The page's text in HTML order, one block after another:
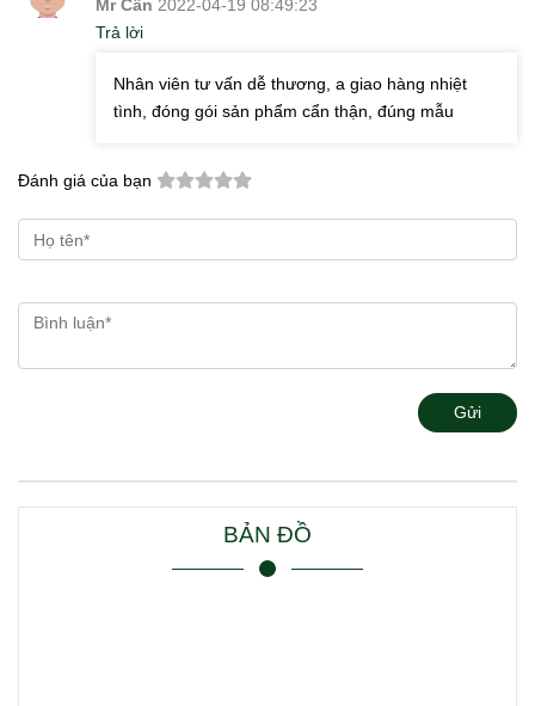
Mr Cần 2022-04-19 08:49:23
Trả lời
Nhân viên tư vấn dễ thương, a giao hàng nhiệt
tình, đóng gói sản phẩm cẩn thận, đúng mẫu
Đánh giá của bạn
Gửi
BẢN ĐỒ